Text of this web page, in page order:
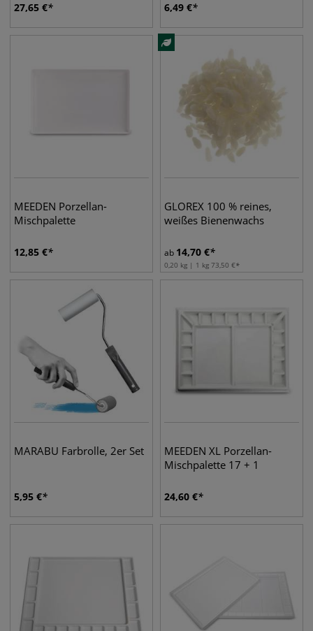
27,65 € 6,49 €
MEEDEN Porzellan-
Mischpalette
12,85 €
GLOREX 100 % reines,
weißes Bienenwachs
ab 14,70 €
0,20 kg | 1 kg 73,50 €
MARABU Farbrolle, 2er Set
5,95 €
MEEDEN XL Porzellan-
Mischpalette 17 + 1
24,60 €